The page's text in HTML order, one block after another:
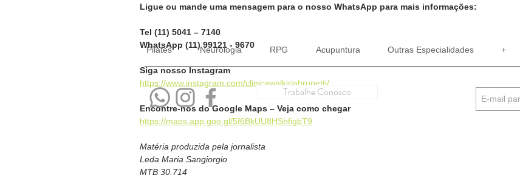
Ligue ou mande uma mensagem para o nosso WhatsApp para mais informações:
Tel (11) 5041 – 7140
WhatsApp (11) 99121 - 9670
Siga nosso Instagram
https://www.instagram.com/clinicawalkiriabrunetti/
Encontre-nos do Google Maps – Veja como chegar
https://maps.app.goo.gl/5f6BkUU8HShfigbT9
Matéria produzida pela jornalista
Leda Maria Sangiorgio
MTB 30.714
Pilates Neurologia RPG Acupuntura Outras Especialidades +
Trabalhe Conosco